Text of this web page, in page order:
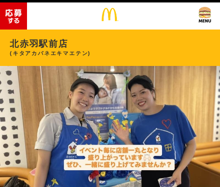
北赤羽駅前店
(キタアカバネエキマエテン)